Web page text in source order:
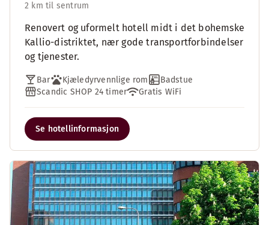
2 km til sentrum
Renovert og uformelt hotell midt i det bohemske
Kallio-distriktet, nær gode transportforbindelser
og tjenester.
Bar Kjæledyrvennlige rom
Badstue
Scandic SHOP 24 timer
Gratis WiFi
Se hotellinformasjon